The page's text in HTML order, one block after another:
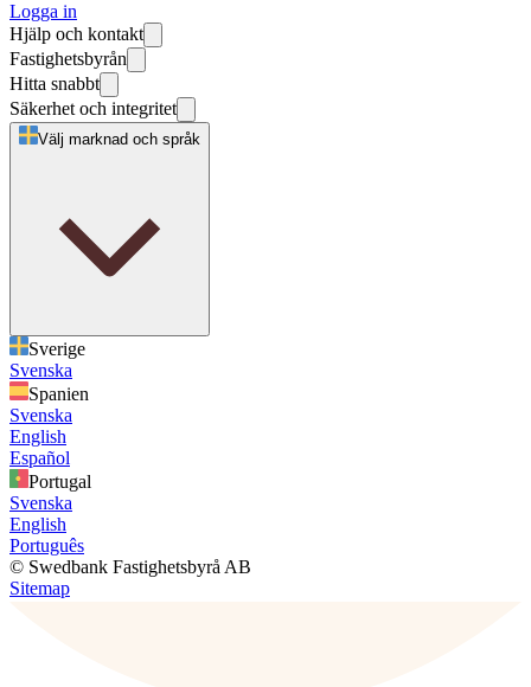
Logga in
Hjälp och kontakt
Fastighetsbyrån
Hitta snabbt
Säkerhet och integritet
Välj marknad och språk
Sverige
Svenska
Spanien
Svenska
English
Español
Portugal
Svenska
English
Português
© Swedbank Fastighetsbyrå AB
Sitemap